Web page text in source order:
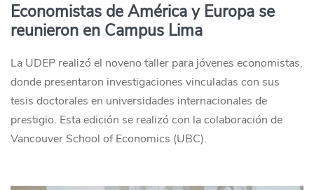
Economistas de América y Europa se
reunieron en Campus Lima
La UDEP realizó el noveno taller para jóvenes economistas,
donde presentaron investigaciones vinculadas con sus
tesis doctorales en universidades internacionales de
prestigio. Esta edición se realizó con la colaboración de
Vancouver School of Economics (UBC).